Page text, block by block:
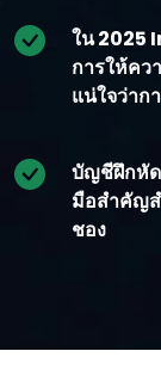
ใน 2025
การให้คว
แน่ใจว่าก
บัญชีฝึกหั
มือสําคัญ
ชอง